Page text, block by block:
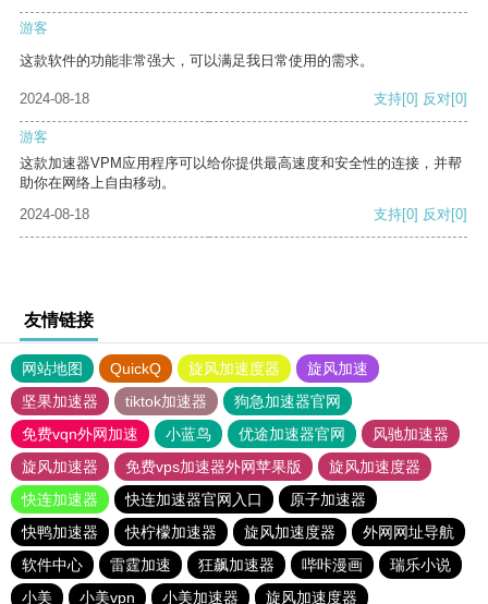
游客
这款软件的功能非常强大，可以满足我日常使用的需求。
2024-08-18 支持[0] 反对[0]
游客
这款加速器VPM应用程序可以给你提供最高速度和安全性的连接，并帮
助你在网络上自由移动。
2024-08-18
支持[0] 反对[0]
友情链接
网站地图 QuickQ 旋风加速度器
旋风加速
坚果加速器
tiktok加速器
狗急加速器官网
免费vqn外网加速
小蓝鸟 优途加速器官网
风驰加速器
旋风加速器
免费vps加速器外网苹果版
旋风加速度器
快连加速器
快连加速器官网入口
原子加速器
快鸭加速器
快柠檬加速器 旋风加速度器
外网网址导航
软件中心
雷霆加速 狂飙加速器 哔咔漫画
瑞乐小说
小美
小美vpn 小美加速器
旋风加速度器